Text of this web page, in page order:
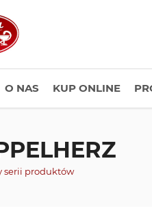
O NAS KUP ONLINE
serii produktów